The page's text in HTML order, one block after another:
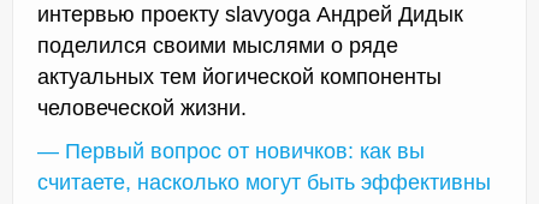
интервью проекту slavyoga Андрей Дидык
поделился своими мыслями о ряде
актуальных тем йогической компоненты
человеческой жизни.
— Первый вопрос от новичков: как вы
считаете, насколько могут быть эффективны